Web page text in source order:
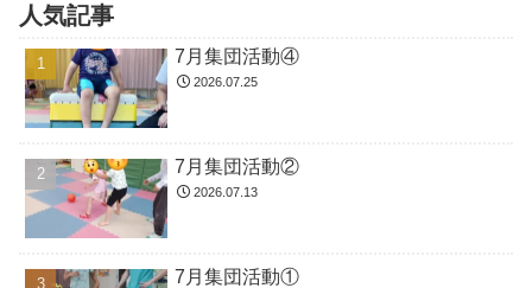
人気記事
7月集団活動④
2026.07.25
7月集団活動②
2026.07.13
7月集団活動①